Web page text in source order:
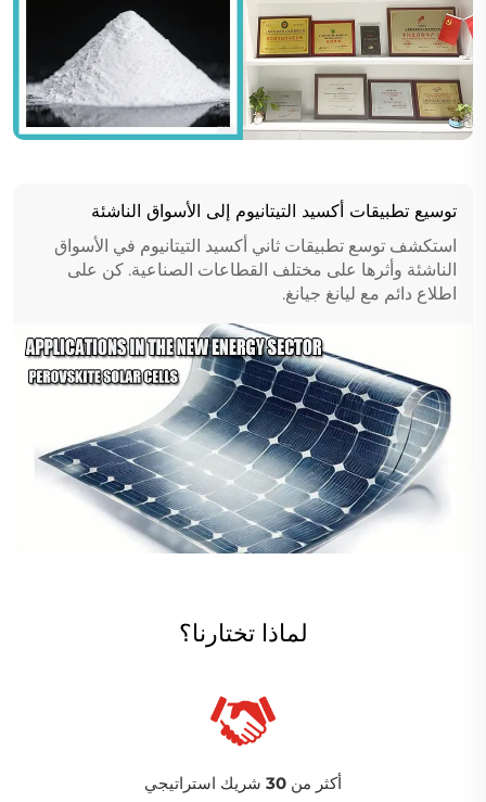
توسيع تطبيقات أكسيد التيتانيوم إلى الأسواق الناشئة
استكشف توسع تطبيقات ثاني أكسيد التيتانيوم في الأسواق
الناشئة وأثرها على مختلف القطاعات الصناعية. كن على
اطلاع دائم مع ليانغ جيانغ.
لماذا تختارنا؟
نطاق عالمي